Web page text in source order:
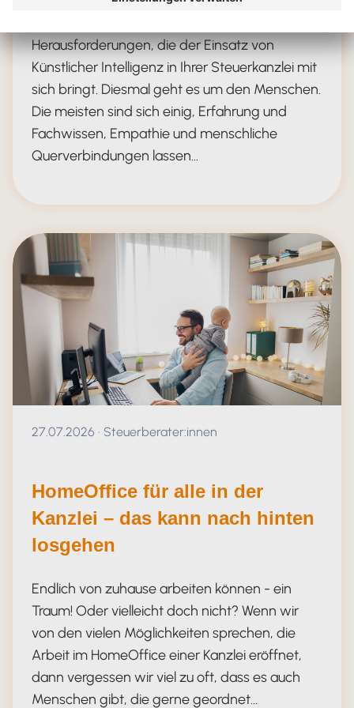
Human in the Lead AND in the Loop
Herausforderungen, die der Einsatz von
Künstlicher Intelligenz in Ihrer Steuerkanzlei mit
sich bringt. Diesmal geht es um den Menschen.
Die meisten sind sich einig, Erfahrung und
Fachwissen, Empathie und menschliche
Querverbindungen lassen…
Veröffentlicht am 27.07.2026
27.07.2026 · Steuerberater:innen
HomeOffice für alle in der
Kanzlei – das kann nach hinten
losgehen
Endlich von zuhause arbeiten können - ein
Traum! Oder vielleicht doch nicht? Wenn wir
von den vielen Möglichkeiten sprechen, die
Arbeit im HomeOffice einer Kanzlei eröffnet,
dann vergessen wir viel zu oft, dass es auch
Menschen gibt, die gerne geordnet…